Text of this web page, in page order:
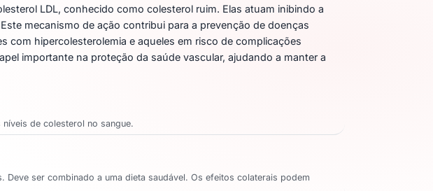
LDL, conhecido como colesterol ruim. Elas atuam inibindo a
mecanismo de ação contribui para a prevenção de doenças
com hipercolesterolemia e aqueles em risco de complicações
importante na proteção da saúde vascular, ajudando a manter a
de colesterol no sangue.
ser combinado a uma dieta saudável. Os efeitos colaterais podem